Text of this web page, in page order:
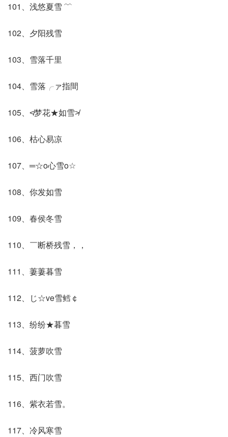
101、浅悠夏雪 ﹌
102、夕阳残雪
103、雪落千里
104、雪落╭ァ指間
105、≮梦花★如雪≯
106、枯心易凉
107、═☆o心雪o☆
108、你发如雪
109、春侯冬雪
110、￣断桥残雪，，
111、萋萋暮雪
112、じ☆ve雪鳕￠
113、纷纷★暮雪
114、菠萝吹雪
115、西门吹雪
116、紫衣若雪。
117、冷风寒雪